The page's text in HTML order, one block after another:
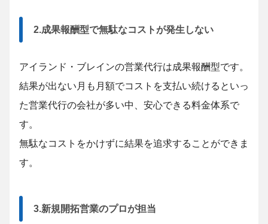
2.成果報酬型で無駄なコストが発生しない
アイランド・ブレインの営業代行は成果報酬型です。
結果が出ない月も月額でコストを支払い続けるといっ
た営業代行の会社が多い中、安心できる料金体系で
す。
無駄なコストをかけずに結果を追求することができま
す。
3.新規開拓営業のプロが担当